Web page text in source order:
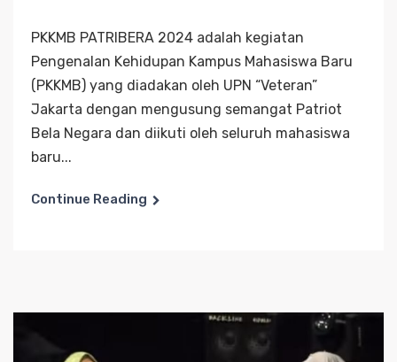
PKKMB PATRIBERA 2024 adalah kegiatan
Pengenalan Kehidupan Kampus Mahasiswa Baru
(PKKMB) yang diadakan oleh UPN “Veteran”
Jakarta dengan mengusung semangat Patriot
Bela Negara dan diikuti oleh seluruh mahasiswa
baru...
Continue Reading